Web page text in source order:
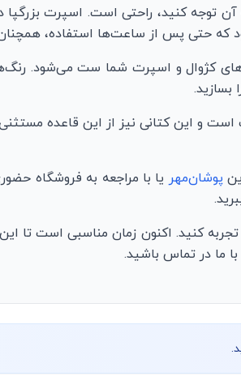
توجه کنید، راحتی است. اسپرت بزرگپا
که حتی پس از ساعت‌ها استفاده،
کژوال و اسپرت شما ست می‌شود.
و این کتانی نیز از این قاعده
پوشان‌مهر یا با مراجعه به فروشگاه
کنید. اکنون زمان مناسبی است
با ما در تماس باشید.